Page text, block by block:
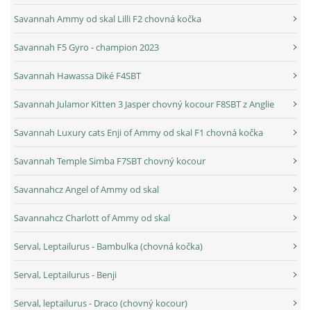
Savannah Ammy od skal Lilli F2 chovná kočka
Savannah F5 Gyro - champion 2023
Savannah Hawassa Diké F4SBT
Savannah Julamor Kitten 3 Jasper chovný kocour F8SBT z Anglie
Savannah Luxury cats Enji of Ammy od skal F1 chovná kočka
Savannah Temple Simba F7SBT chovný kocour
Savannahcz Angel of Ammy od skal
Savannahcz Charlott of Ammy od skal
Serval, Leptailurus - Bambulka (chovná kočka)
Serval, Leptailurus - Benji
Serval, leptailurus - Draco (chovný kocour)